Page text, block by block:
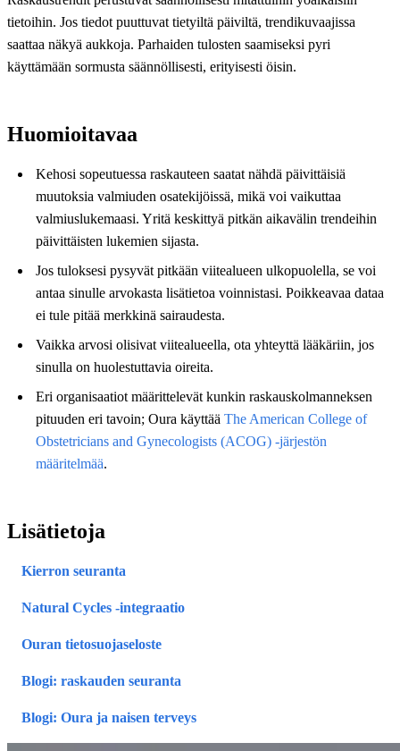
tietoihin. Jos tiedot puuttuvat tietyiltä päiviltä, trendikuvaajissa
saattaa näkyä aukkoja. Parhaiden tulosten saamiseksi pyri
käyttämään sormusta säännöllisesti, erityisesti öisin.
Huomioitavaa
Kehosi sopeutuessa raskauteen saatat nähdä päivittäisiä
muutoksia valmiuden osatekijöissä, mikä voi vaikuttaa
valmiuslukemaasi. Yritä keskittyä pitkän aikavälin trendeihin
päivittäisten lukemien sijasta.
Jos tuloksesi pysyvät pitkään viitealueen ulkopuolella, se voi
antaa sinulle arvokasta lisätietoa voinnistasi. Poikkeavaa dataa
ei tule pitää merkkinä sairaudesta.
Vaikka arvosi olisivat viitealueella, ota yhteyttä lääkäriin, jos
sinulla on huolestuttavia oireita.
Eri organisaatiot määrittelevät kunkin raskauskolmanneksen
pituuden eri tavoin; Oura käyttää The American College of
Obstetricians and Gynecologists (ACOG) ‑järjestön
määritelmää.
Lisätietoja
Kierron seuranta
Natural Cycles ‑integraatio
Ouran tietosuojaseloste
Blogi: raskauden seuranta
Blogi: Oura ja naisen terveys